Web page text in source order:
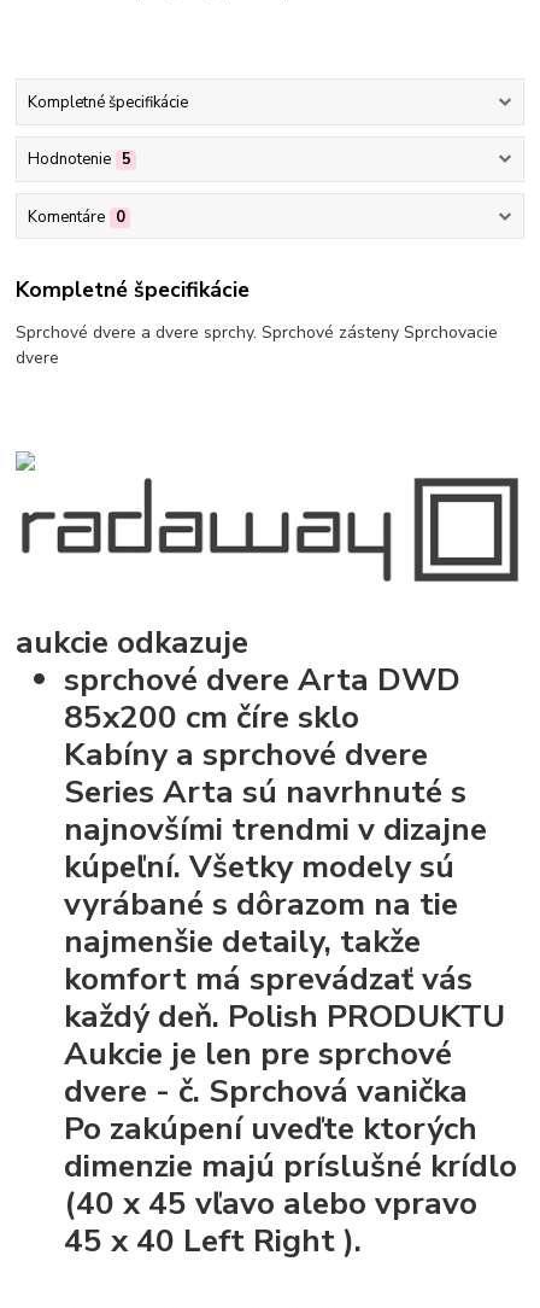
Kompletné špecifikácie
Hodnotenie 5
Komentáre 0
Kompletné špecifikácie
Sprchové dvere a dvere sprchy. Sprchové zásteny Sprchovacie
dvere
aukcie odkazuje
sprchové dvere Arta DWD
85x200 cm číre sklo
Kabíny a sprchové dvere
SeriesArtasú navrhnuté s
najnovšími trendmi v dizajne
kúpeľní. Všetky modely sú
vyrábané s dôrazom na tie
najmenšie detaily, takže
komfort má sprevádzať vás
každý deň. Polish PRODUKTU
Aukcie je len pre sprchové
dvere - č. Sprchová vanička
Po zakúpení uveďte ktorých
dimenzie majú príslušné krídlo
(40 x 45 vľavo alebo vpravo
45 x 40 Left Right).